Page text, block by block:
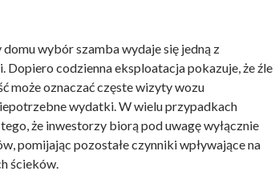
wybór szamba wydaje się jedną z
Dopiero codzienna eksploatacja pokazuje, że źle
może oznaczać częste wizyty wozu
wydatki. W wielu przypadkach
że inwestorzy biorą pod uwagę wyłącznie
pomijając pozostałe czynniki wpływające na
ścieków.